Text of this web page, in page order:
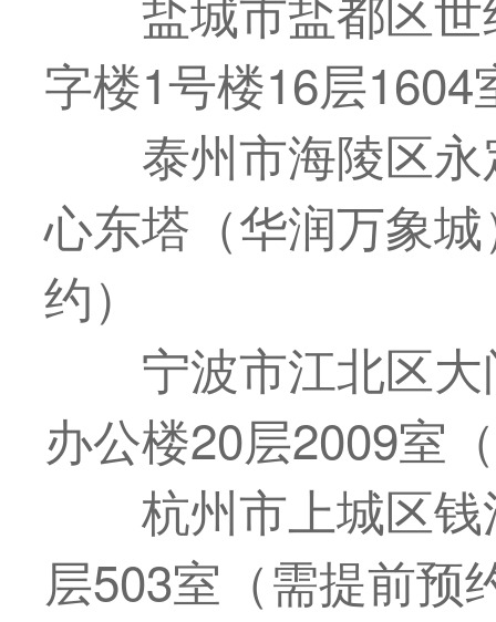
字楼1号楼16层
泰州市海陵区
心东塔（华润万象
约）
宁波市江北区
办公楼20层2009室
杭州市上城区
层503室（需提前预